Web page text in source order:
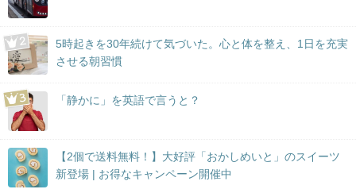
5時起きを30年続けて気づいた。心と体を整え、1日を充実
させる朝習慣
「静かに」を英語で言うと？
【2個で送料無料！】大好評「おかしめいと」のスイーツ
新登場 | お得なキャンペーン開催中